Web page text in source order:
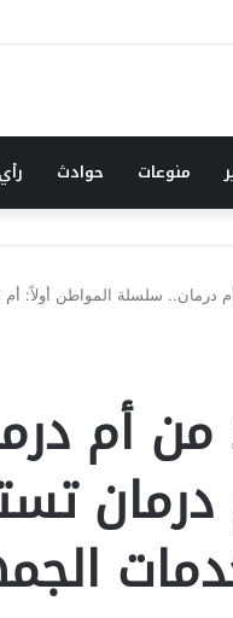
منوعات حوادث رأي
درمان.. ​سلسلة المواطن أولاً:
أم
درمان